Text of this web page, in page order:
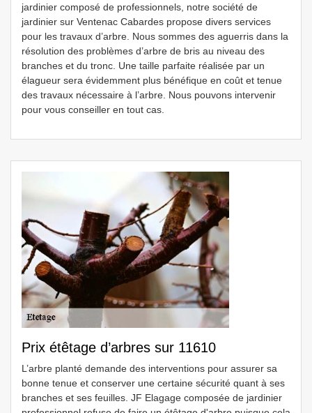
jardinier composé de professionnels, notre société de
jardinier sur Ventenac Cabardes propose divers services
pour les travaux d’arbre. Nous sommes des aguerris dans la
résolution des problèmes d’arbre de bris au niveau des
branches et du tronc. Une taille parfaite réalisée par un
élagueur sera évidemment plus bénéfique en coût et tenue
des travaux nécessaire à l’arbre. Nous pouvons intervenir
pour vous conseiller en tout cas.
Prix étêtage d’arbres sur 11610
L’arbre planté demande des interventions pour assurer sa
bonne tenue et conserver une certaine sécurité quant à ses
branches et ses feuilles. JF Elagage composée de jardinier